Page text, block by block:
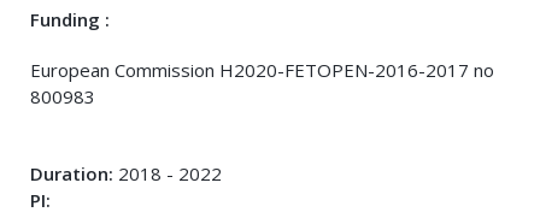
Funding :
European Commission H2020-FETOPEN-2016-2017 no
800983
Duration: 2018 - 2022
PI: